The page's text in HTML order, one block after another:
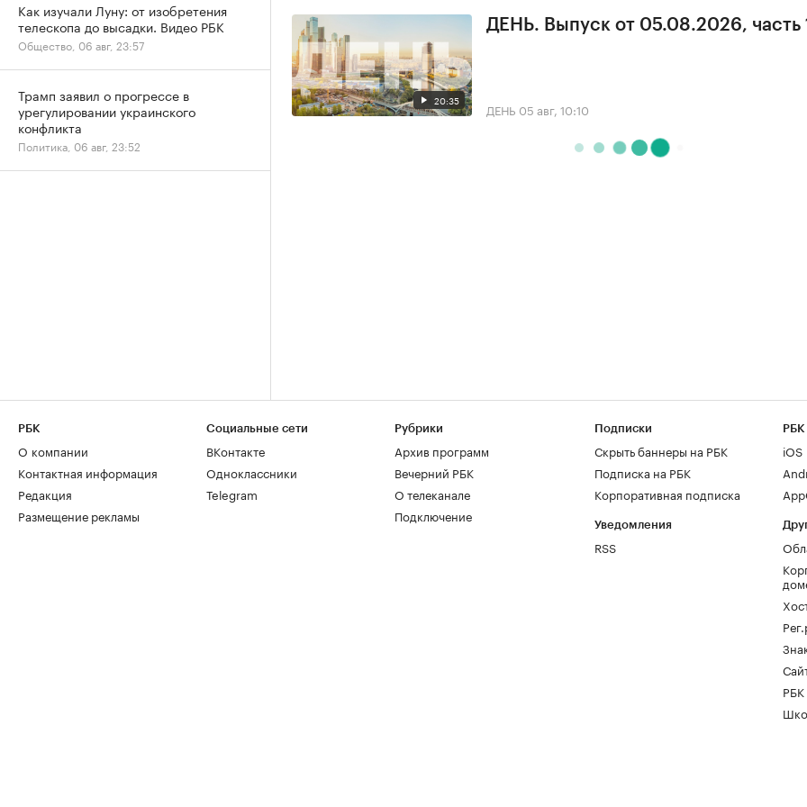
20:35
ДЕНЬ. Выпуск от 05.08.2026, часть
ДЕНЬ 05 авг, 10:10
Как изучали Луну: от изобретения
телескопа до высадки. Видео РБК
Общество, 06 авг, 23:57
Трамп заявил о прогрессе в
урегулировании украинского
конфликта
Политика, 06 авг, 23:52
РБК
О компании
Контактная информация
Редакция
Размещение рекламы
Социальные сети
ВКонтакте
Одноклассники
Telegram
Рубрики
Архив программ
Вечерний РБК
О телеканале
Подключение
Подписки
Скрыть баннеры на РБК
Подписка на РБК
Корпоративная подписка
Уведомления
RSS
РБК
iOS